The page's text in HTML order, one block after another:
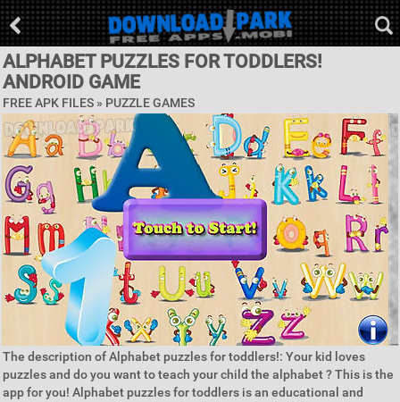
ALPHABET PUZZLES FOR TODDLERS!
ANDROID GAME
FREE APK FILES » PUZZLE GAMES
The description of Alphabet puzzles for toddlers!: Your kid loves
puzzles and do you want to teach your child the alphabet ? This is the
app for you! Alphabet puzzles for toddlers is an educational and